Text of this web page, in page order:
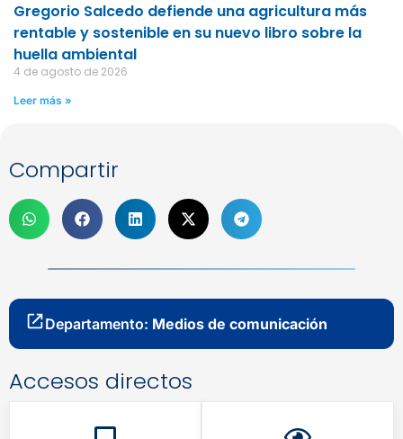
Gregorio Salcedo defiende una agricultura más
rentable y sostenible en su nuevo libro sobre la
huella ambiental
4 de agosto de 2026
Leer más »
Compartir
Departamento: Medios de comunicación
Accesos directos